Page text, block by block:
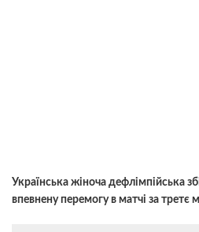
Українська жіноча дефлімпійська
впевнену перемогу в матчі за третє